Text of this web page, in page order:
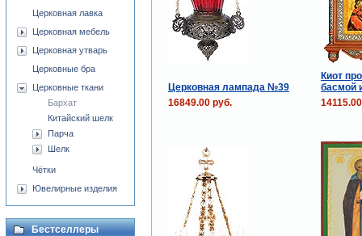
Церковная лампада №39
Киот
басмой
16849.00 руб.
Церковная лавка
Церковная мебель
Церковная утварь
Церковные бра
Церковные ткани
Бархат
Китайский шелк
Парча
Шелк
Чётки
Ювелирные изделия
Бестселлеры